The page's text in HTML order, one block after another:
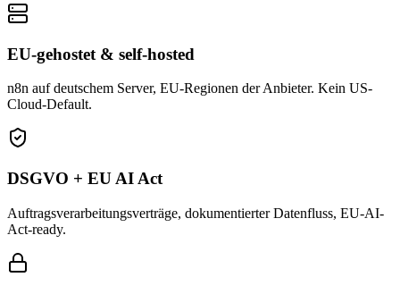
EU-gehostet & self-hosted
n8n auf deutschem Server, EU-Regionen der Anbieter. Kein US-
Cloud-Default.
DSGVO + EU AI Act
Auftragsverarbeitungsverträge, dokumentierter Datenfluss, EU-AI-
Act-ready.